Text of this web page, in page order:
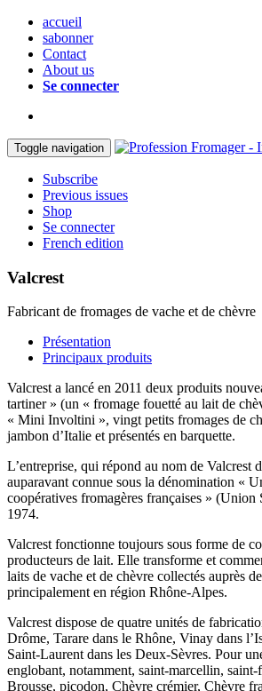
accueil
sabonner
Contact
About us
Se connecter
Toggle navigation
Subscribe
Previous issues
Shop
Se connecter
French edition
Valcrest
Fabricant de fromages de vache et de chèvre
Présentation
Principaux produits
Valcrest a lancé en 2011 deux produits
tartiner » (un « fromage fouetté au lait de
« Mini Involtini », vingt petits fromages de
jambon d’Italie et présentés en barquette.
L’entreprise, qui répond au nom de Valcrest
auparavant connue sous la dénomination «
coopératives fromagères françaises »
1974.
Valcrest fonctionne toujours sous forme de
producteurs de lait. Elle transforme et
laits de vache et de chèvre collectés auprès
principalement en région Rhône-Alpes.
Valcrest dispose de quatre unités de
Drôme, Tarare dans le Rhône, Vinay dans
Saint-Laurent dans les Deux-Sèvres. Pour
englobant, notamment, saint-marcellin,
Brousse, picodon, Chèvre crémier, Chèvre